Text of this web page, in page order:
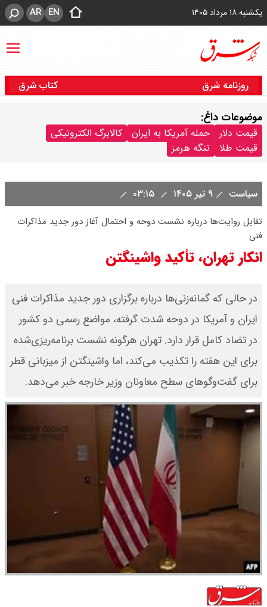
یکشنبه ۱۸ مرداد ۱۴۰۵ EN
AR
روزنامه شرق کتاب شرق
موضوعات داغ:
قیمت دلار حمله آمریکا به ایران
کالابرگ الکترونیکی
قیمت طلا
تنگه هرمز
سیاست ۹ تیر ۱۴۰۵
تقابل روایت‌ها درباره نشست دوحه و احتمال آغاز دور جدید مذاکرات
فنی
انکار تهران، تأکید واشینگتن
در حالی‌ که گمانه‌زنی‌ها درباره برگزاری دور جدید مذاکرات فنی
ایران و آمریکا در دوحه شدت گرفته، مواضع رسمی دو کشور
در تضاد کامل قرار دارد. تهران هرگونه نشست برنامه‌ریزی‌شده
برای این هفته را تکذیب می‌کند، اما واشینگتن از میزبانی قطر
برای گفت‌وگوهای سطح معاونان وزیر خارجه خبر می‌دهد.